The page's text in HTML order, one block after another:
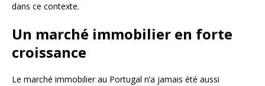
dans ce contexte.
Un marché immobilier en forte
croissance
Le marché immobilier au Portugal n’a jamais été aussi